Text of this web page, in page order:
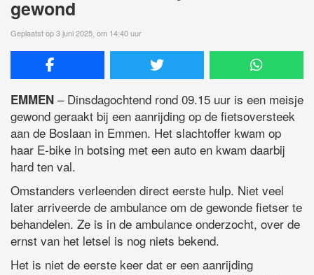
gewond
Geplaatst op 3 juni 2025, om 14:40 uur
EMMEN – Dinsdagochtend rond 09.15 uur is een meisje
gewond geraakt bij een aanrijding op de fietsoversteek
aan de Boslaan in Emmen. Het slachtoffer kwam op
haar E-bike in botsing met een auto en kwam daarbij
hard ten val.
Omstanders verleenden direct eerste hulp. Niet veel
later arriveerde de ambulance om de gewonde fietser te
behandelen. Ze is in de ambulance onderzocht, over de
ernst van het letsel is nog niets bekend.
Het is niet de eerste keer dat er een aanrijding